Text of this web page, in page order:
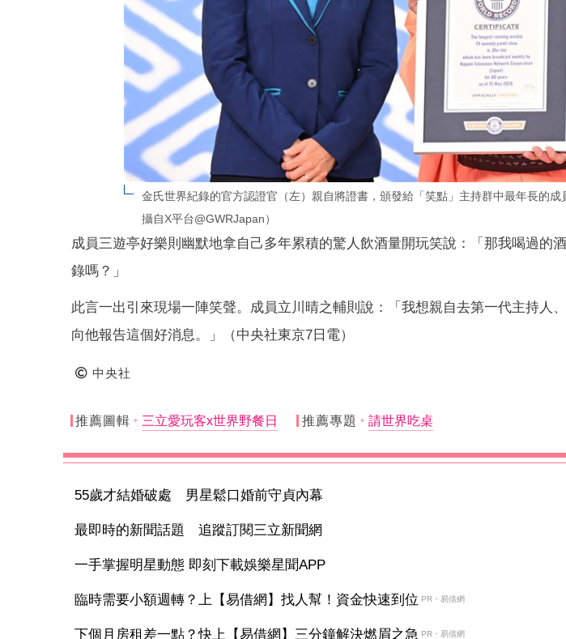
金氏世界紀錄的官方認證官（左）親自將證書，頒發給「笑點」主持群中最年長的
攝自X平台@GWRJapan）
成員三遊亭好樂則幽默地拿自己多年累積的驚人飲酒量開玩笑說：「那我喝過的
錄嗎？」
此言一出引來現場一陣笑聲。成員立川晴之輔則說：「我想親自去第一代主持人
向他報告這個好消息。」（中央社東京7日電）
中央社
推薦圖輯 三立愛玩客x世界野餐日 推薦專題 請世界吃桌
55歲才結婚破處 男星鬆口婚前守貞內幕
最即時的新聞話題 追蹤訂閱三立新聞網
一手掌握明星動態 即刻下載娛樂星聞APP
臨時需要小額週轉？上【易借網】找人幫！資金快速到位 PR・易借網
下個月房租差一點？快上【易借網】三分鐘解決燃眉之急 PR・易借網